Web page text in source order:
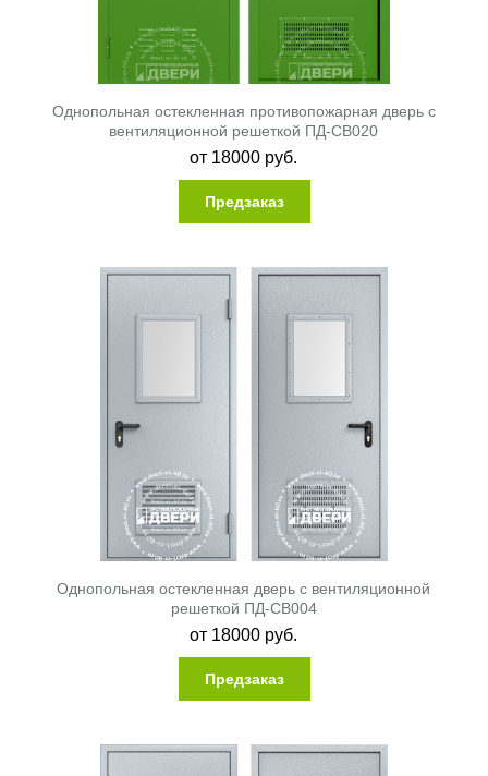
Однопольная остекленная противопожарная дверь с
вентиляционной решеткой ПД-СВ020
от 18000 руб.
Предзаказ
Однопольная остекленная дверь с вентиляционной
решеткой ПД-СВ004
от 18000 руб.
Предзаказ